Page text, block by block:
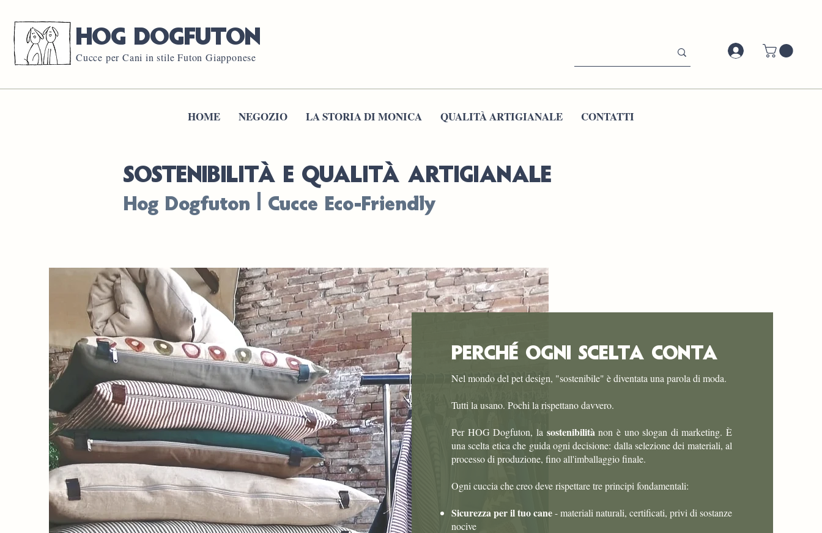
HOG DOGFUTON
Cucce per Cani in stile Futon Giapponese
HOME NEGOZIO LA STORIA DI MONICA QUALITÀ ARTIGIANALE CONTATTI
SOSTENIBILITÀ E QUALITÀ ARTIGIANALE
Hog Dogfuton | Cucce Eco-Friendly
PERCHÉ OGNI SCELTA CONTA
Nel mondo del pet design, "sostenibile" è diventata una parola di moda.
Tutti la usano. Pochi la rispettano davvero.
Per HOG Dogfuton, la sostenibilità non è uno slogan di marketing. È
una scelta etica che guida ogni decisione: dalla selezione dei materiali, al
processo di produzione, fino all'imballaggio finale.
Ogni cuccia che creo deve rispettare tre principi fondamentali:
Sicurezza per il tuo cane- materiali naturali, certificati, privi di sostanze
nocive